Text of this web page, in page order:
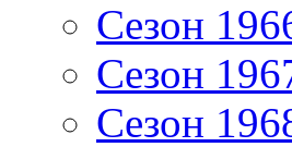
Сезон
Сезон
Сезон